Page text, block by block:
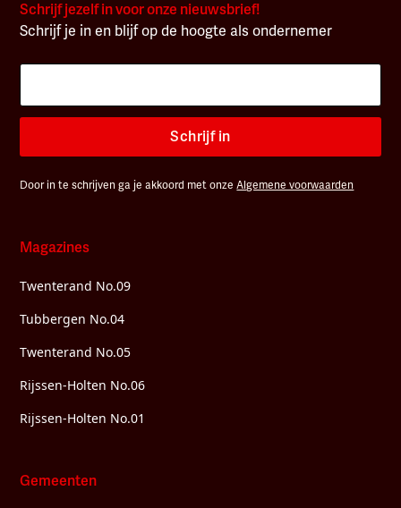
Schrijf jezelf in voor onze nieuwsbrief!
Schrijf je in en blijf op de hoogte als ondernemer
Schrijf in
Door in te schrijven ga je akkoord met onzeAlgemene voorwaarden
Magazines
Twenterand No.09
Tubbergen No.04
Twenterand No.05
Rijssen-Holten No.06
Rijssen-Holten No.01
Gemeenten